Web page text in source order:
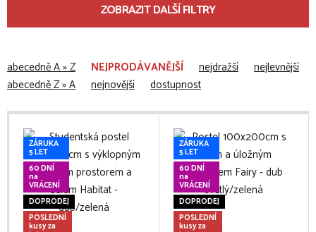
ZOBRAZIT DALŠÍ FILTRY
abecedně A » Z NEJPRODÁVANĚJŠÍ nejdražší
nejlevnější
abecedně Z » A
nejnovější dostupnost
ZÁRUKA
5 LET
60 DNÍ
na
VRÁCENÍ
DOPRODEJ
POSLEDNÍ
kusy za
ZÁRUKA
5 LET
60 DNÍ
na
VRÁCENÍ
DOPRODEJ
POSLEDNÍ
kusy za